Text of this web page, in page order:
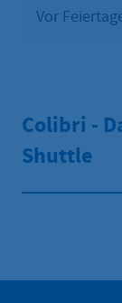
Vor
Colibri -
Shuttle